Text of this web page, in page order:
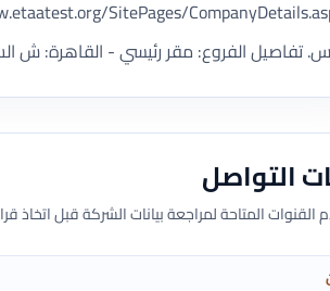
تفاصيل الفروع: مقر رئيسي - القاهرة: ش
التواصل
القنوات المتاحة لمراجعة بيانات الشركة قبل اتخاذ